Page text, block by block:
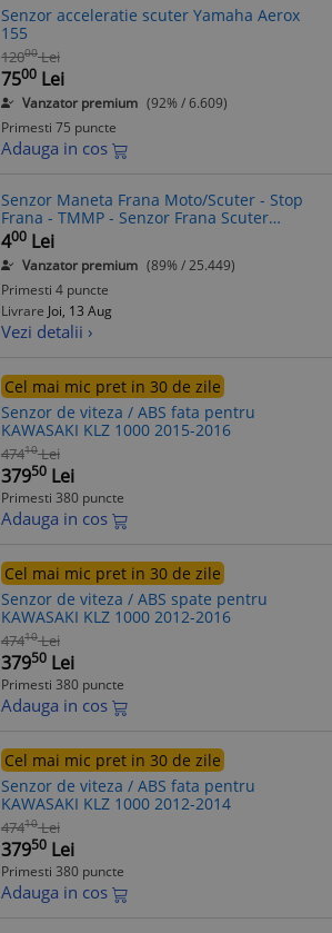
Senzor acceleratie scuter Yamaha Aerox
155
12000 Lei
7500 Lei
Vanzator premium (92% / 6.609)
Primesti 75 puncte
Adauga in cos
Senzor Maneta Frana Moto/Scuter - Stop
Frana - TMMP - Senzor Frana Scuter
Electric
400 Lei
Vanzator premium (89% / 25.449)
Primesti 4 puncte
Livrare Joi, 13 Aug
Vezi detalii ›
Cel mai mic pret in 30 de zile
Senzor de viteza / ABS fata pentru
KAWASAKI KLZ 1000 2015-2016
47410 Lei
37950 Lei
Primesti 380 puncte
Adauga in cos
Cel mai mic pret in 30 de zile
Senzor de viteza / ABS spate pentru
KAWASAKI KLZ 1000 2012-2016
47410 Lei
37950 Lei
Primesti 380 puncte
Adauga in cos
Cel mai mic pret in 30 de zile
Senzor de viteza / ABS fata pentru
KAWASAKI KLZ 1000 2012-2014
47410 Lei
37950 Lei
Primesti 380 puncte
Adauga in cos